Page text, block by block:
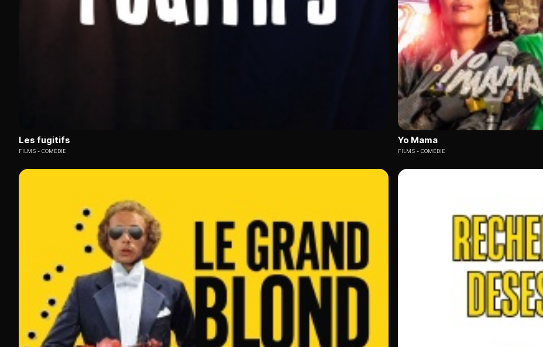
Les fugitifs
FILMS COMÉDIE
Yo Mama
FILMS COMÉDIE